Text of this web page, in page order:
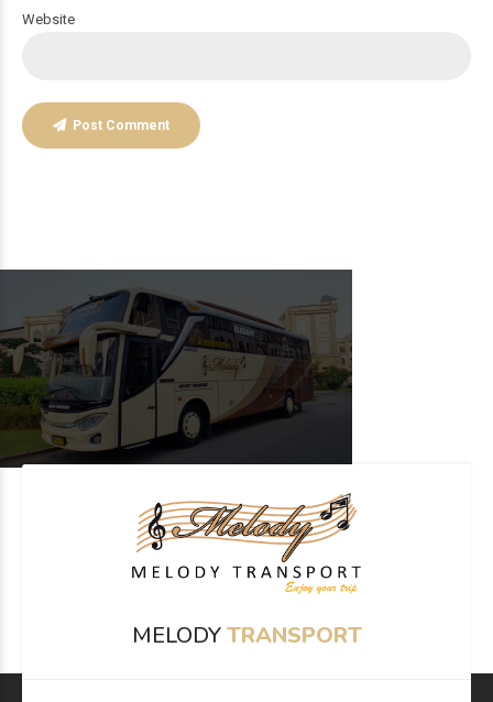
Website
Post Comment
MELODYTRANSPORT